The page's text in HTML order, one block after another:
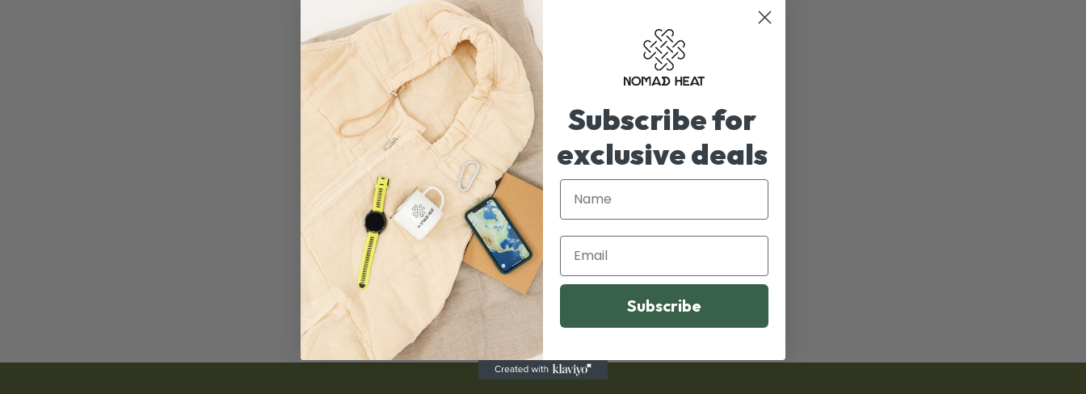
Nyd udendørslivet: Tunge uldtæpper,
der holder dig varm under alle
NOMADE-LIVSSTIL
Uundværlig komfort: Hvorfor du har
brug for et liggeunderlag
NOMADE-LIVSSTIL
Begynd dit eventyr med Nomad
Subscribe for
exclusive deals
Name
Email
Subscribe